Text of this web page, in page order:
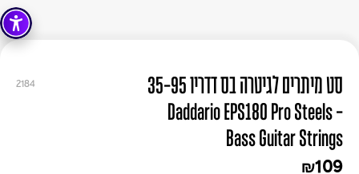
2184
סט מיתרים לגיטרה בס דדריו 35-95
- Daddario EPS180 Pro Steels
Bass Guitar Strings
₪109